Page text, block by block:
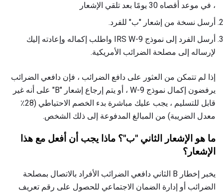
، في موعد أقصاه 30 يومًا بعد تلقي الإشعار
أرسل نسخة من إشعار "ب" للفرد.
أرسل الفرد إلى نموذج IRS W-9 واطلب إكماله وإعادته إليك
لإرساله إلى مصلحة الضرائب الأمريكية.
إذا لم تتمكن من العثور على دافع الضرائب ، فإن دافعي الضرائب
يرفضون إكمال نموذج W-9 ، أو يتم إرجاع إشعار "B" على أنه غير
قابل للتسليم ، يجب عليك مباشرة بدء الخصم الاحتياطي (28٪
معدل الضريبة) من المبالغ المدفوعة إلى ذلك الشخص.
ما هو الإشعار الثاني "ب"؟ ماذا يجب أن أفعل مع هذا
الإشعار؟
يخبر إخطار B الثاني دافعي الضرائب الأفراد بالاتصال بمصلحة
الضرائب أو إدارة الضمان الاجتماعي للحصول على رقم تعريف